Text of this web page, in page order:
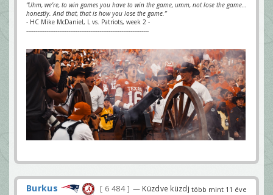
“Uhm, we’re, to win games you have to win the game, umm, not lose the game…
honestly. And that, that is how you lose the game.”
- HC Mike McDaniel, L vs. Patriots, week 2 -
-------------------------------------------------------------------
több mint 11 éve
Burkus 6 484
— Küzdve küzdj